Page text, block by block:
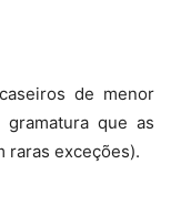
de menor
que as
raras exceções).